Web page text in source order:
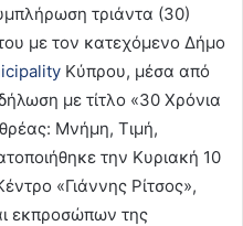
τριάντα (30)
με τον κατεχόμενο Δήμο
Κύπρου, μέσα από
με τίτλο «30 Χρόνια
Μνήμη, Τιμή,
την Κυριακή 10
«Γιάννης Ρίτσος»,
εκπροσώπων της